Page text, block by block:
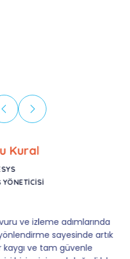
Kural
YÖNETICISI
ve izleme adımlarında
sayesinde artık
kaygı ve tam güvenle